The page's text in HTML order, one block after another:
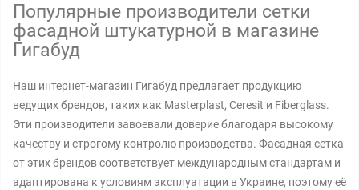
Популярные производители сетки
фасадной штукатурной в магазине
Гигабуд
Наш интернет-магазин Гигабуд предлагает продукцию
ведущих брендов, таких как Masterplast, Ceresit и Fiberglass.
Эти производители завоевали доверие благодаря высокому
качеству и строгому контролю производства. Фасадная сетка
от этих брендов соответствует международным стандартам и
адаптирована к условиям эксплуатации в Украине, поэтому её